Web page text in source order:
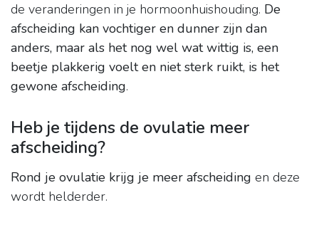
de veranderingen in je hormoonhuishouding. De
afscheiding kan vochtiger en dunner zijn dan
anders, maar als het nog wel wat wittig is, een
beetje plakkerig voelt en niet sterk ruikt, is het
gewone afscheiding.
Heb je tijdens de ovulatie meer
afscheiding?
Rond je ovulatie krijg je meer afscheiding en deze
wordt helderder.